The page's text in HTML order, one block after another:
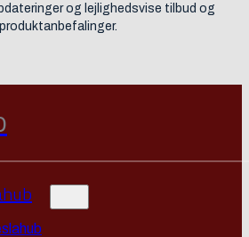
og lejlighedsvise tilbud og
produktanbefalinger.